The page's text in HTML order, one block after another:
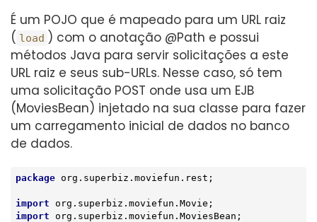
É um POJO que é mapeado para um URL raiz
( load ) com o anotação @Path e possui
métodos Java para servir solicitações a este
URL raiz e seus sub-URLs. Nesse caso, só tem
uma solicitação POST onde usa um EJB
(MoviesBean) injetado na sua classe para fazer
um carregamento inicial de dados no banco
de dados.
package org.superbiz.moviefun.rest;
import
import org.superbiz.moviefun.MoviesBean;